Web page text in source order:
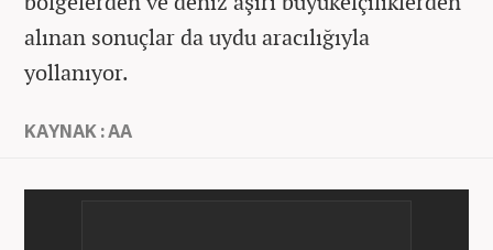
alınan sonuçlar da uydu aracılığıyla
yollanıyor.
KAYNAK : AA